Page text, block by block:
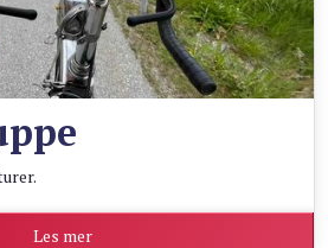
Les mer